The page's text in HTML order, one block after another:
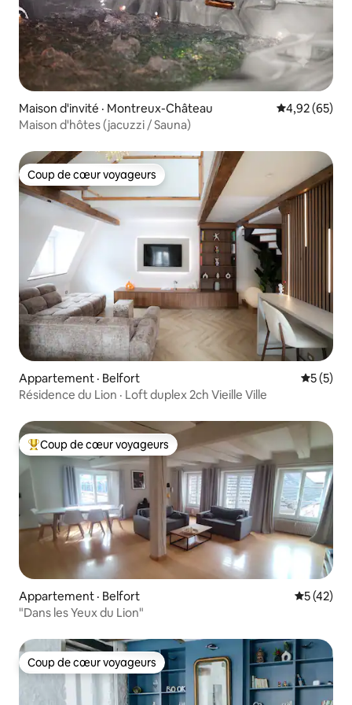
Maison d'invité · Montreux-Château Note
4,92 (65)
Maison d'hôtes (jacuzzi / Sauna)
Coup de cœur voyageurs
Coup de cœur voyageurs
Appartement · Belfort Note
5 (5)
Résidence du Lion · Loft duplex 2ch Vieille Ville
Coup de cœur voyageurs parmi les plus aimés
Coup de cœur voyageurs
Appartement · Belfort Note
5 (42)
"Dans les Yeux du Lion"
Coup de cœur voyageurs
Coup de cœur voyageurs